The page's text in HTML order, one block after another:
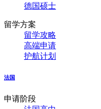
德国硕士
留学方案
留学攻略
高端申请
护航计划
法国
申请阶段